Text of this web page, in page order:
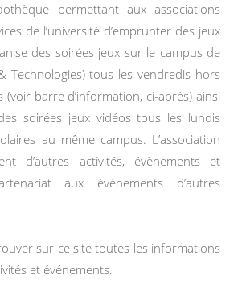
permettant aux associations
de l’université d’emprunter des jeux
des soirées jeux sur le campus de
Technologies) tous les vendredis hors
(voir barre d’information, ci-après) ainsi
soirées jeux vidéos tous les lundis
au même campus. L’association
d’autres activités, évènements et
aux événements d’autres
sur ce site toutes les informations
et événements.